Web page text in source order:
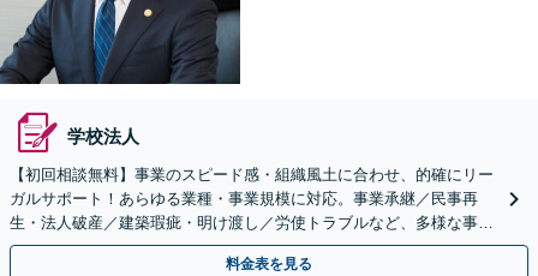
学校法人
【初回相談無料】事業のスピード感・組織風土に合わせ、的確にリー
ガルサポート！あらゆる業種・事業規模に対応。事業承継／民事再
生・法人破産／建築瑕疵・明け渡し／労使トラブルなど、多様な事案
に精通。顧問契約の実績多数【市ケ谷駅2分】【電話相談可】
料金表を見る